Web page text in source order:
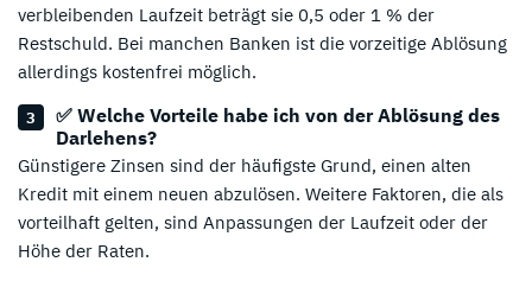
verbleibenden Laufzeit beträgt sie 0,5 oder 1 % der
Restschuld. Bei manchen Banken ist die vorzeitige Ablösung
allerdings kostenfrei möglich.
✅ Welche Vorteile habe ich von der Ablösung des
Darlehens?
Günstigere Zinsen sind der häufigste Grund, einen alten
Kredit mit einem neuen abzulösen. Weitere Faktoren, die als
vorteilhaft gelten, sind Anpassungen der Laufzeit oder der
Höhe der Raten.